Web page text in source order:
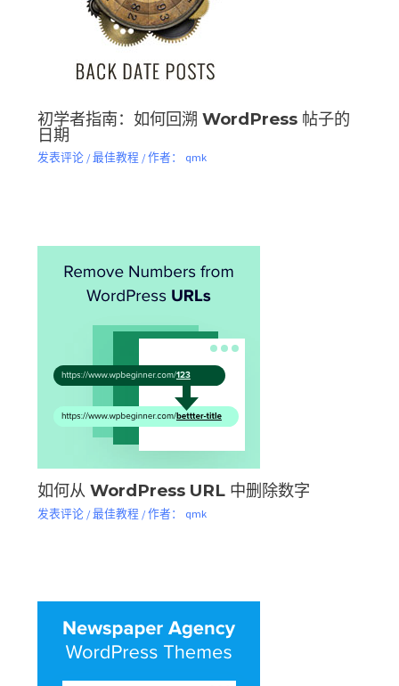
初学者指南：如何回溯 WordPress 帖子的
日期
发表评论 /最佳教程 / 作者： qmk
如何从 WordPress URL 中删除数字
发表评论 /最佳教程 / 作者： qmk